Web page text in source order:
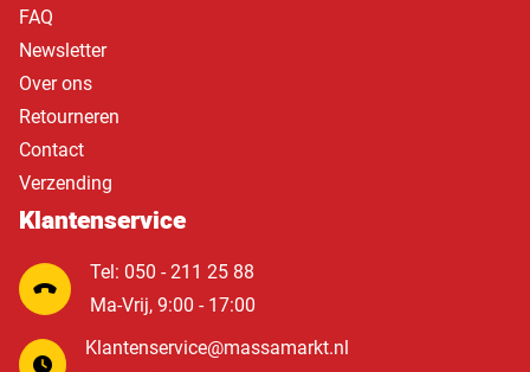
FAQ
Newsletter
Over ons
Retourneren
Contact
Verzending
Klantenservice
Tel: 050 - 211 25 88
Ma-Vrij, 9:00 - 17:00
Klantenservice@massamarkt.nl